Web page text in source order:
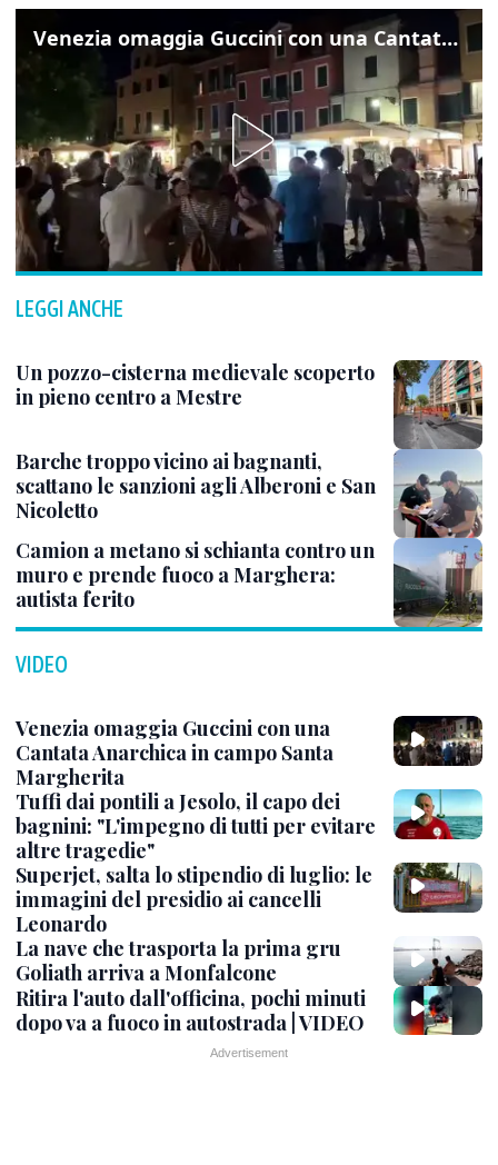
Venezia omaggia Guccini con una Cantata Anarchica in campo Santa Margherita
LEGGI ANCHE
Un pozzo-cisterna medievale scoperto
in pieno centro a Mestre
Barche troppo vicino ai bagnanti,
scattano le sanzioni agli Alberoni e San
Nicoletto
Camion a metano si schianta contro un
muro e prende fuoco a Marghera:
autista ferito
VIDEO
Venezia omaggia Guccini con una
Cantata Anarchica in campo Santa
Margherita
Tuffi dai pontili a Jesolo, il capo dei
bagnini: "L'impegno di tutti per evitare
altre tragedie"
Superjet, salta lo stipendio di luglio: le
immagini del presidio ai cancelli
Leonardo
La nave che trasporta la prima gru
Goliath arriva a Monfalcone
Ritira l'auto dall'officina, pochi minuti
dopo va a fuoco in autostrada | VIDEO